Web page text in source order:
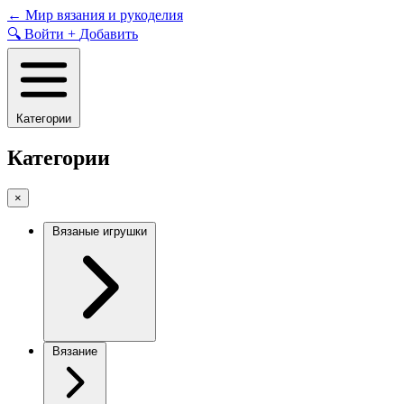
Skip
to
content
← Мир вязания и рукоделия
🔍 Войти + Добавить
Категории
Категории
×
Вязаные игрушки
Вязание